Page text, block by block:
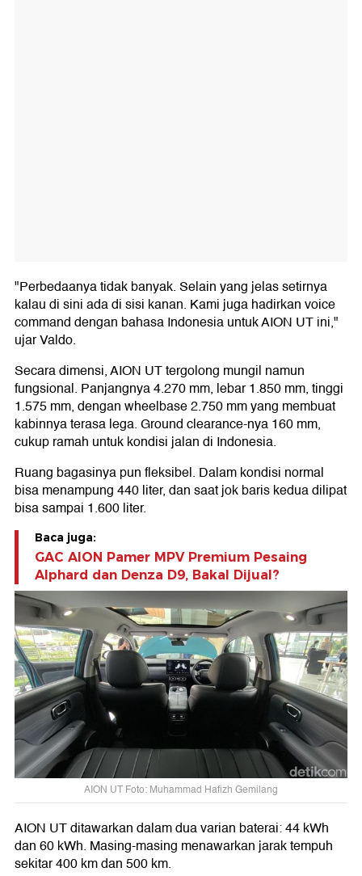
"Perbedaanya tidak banyak. Selain yang jelas setirnya
kalau di sini ada di sisi kanan. Kami juga hadirkan voice
command dengan bahasa Indonesia untuk AION UT ini,"
ujar Valdo.
Secara dimensi, AION UT tergolong mungil namun
fungsional. Panjangnya 4.270 mm, lebar 1.850 mm, tinggi
1.575 mm, dengan wheelbase 2.750 mm yang membuat
kabinnya terasa lega. Ground clearance-nya 160 mm,
cukup ramah untuk kondisi jalan di Indonesia.
Ruang bagasinya pun fleksibel. Dalam kondisi normal
bisa menampung 440 liter, dan saat jok baris kedua dilipat
bisa sampai 1.600 liter.
Baca juga:
GAC AION Pamer MPV Premium Pesaing
Alphard dan Denza D9, Bakal Dijual?
AION UT Foto: Muhammad Hafizh Gemilang
AION UT ditawarkan dalam dua varian baterai: 44 kWh
dan 60 kWh. Masing-masing menawarkan jarak tempuh
sekitar 400 km dan 500 km.